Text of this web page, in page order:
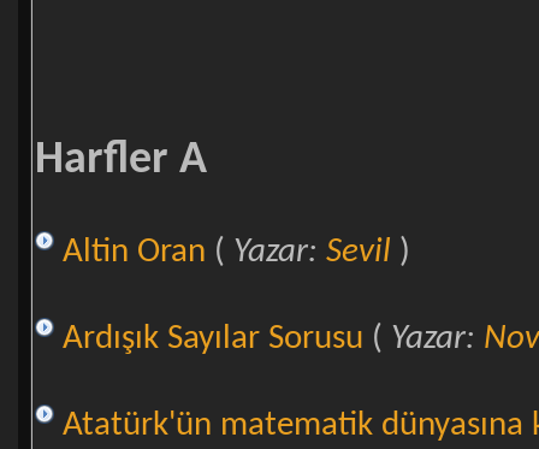
Harfler A
Altin Oran ( Yazar: Sevil )
Ardışık Sayılar Sorusu ( Yazar:
Atatürk'ün matematik dünyasına